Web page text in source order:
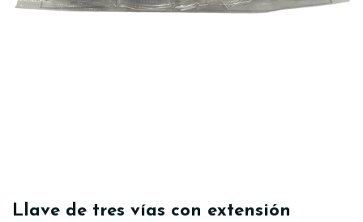
Llave de tres vías con extensión